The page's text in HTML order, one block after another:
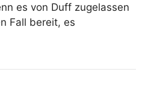
es von Duff zugelassen
Fall bereit, es